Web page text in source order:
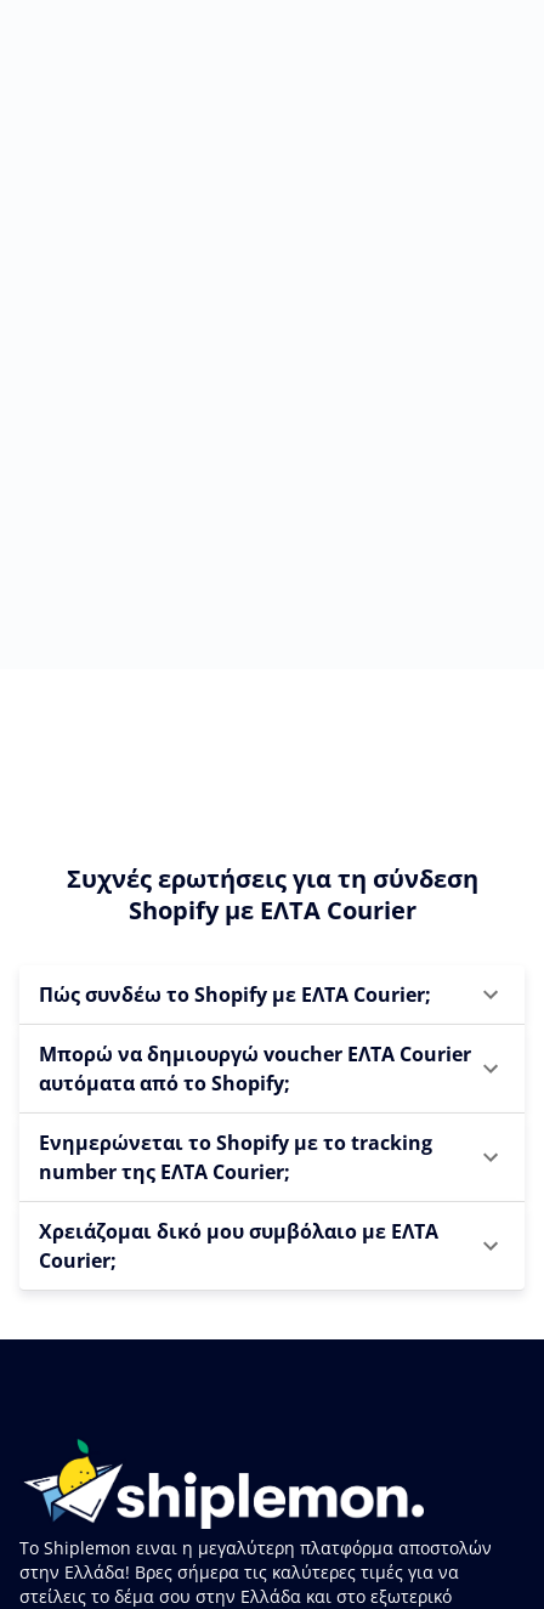
Συχνές ερωτήσεις για τη σύνδεση
Shopify με ΕΛΤΑ Courier
Πώς συνδέω το Shopify με ΕΛΤΑ Courier;
Μπορώ να δημιουργώ voucher ΕΛΤΑ Courier
αυτόματα από το Shopify;
Ενημερώνεται το Shopify με το tracking
number της ΕΛΤΑ Courier;
Χρειάζομαι δικό μου συμβόλαιο με ΕΛΤΑ
Courier;
Το Shiplemon ειναι η μεγαλύτερη πλατφόρμα αποστολών
στην Ελλάδα! Βρες σήμερα τις καλύτερες τιμές για να
στείλεις το δέμα σου στην Ελλάδα και στο εξωτερικό